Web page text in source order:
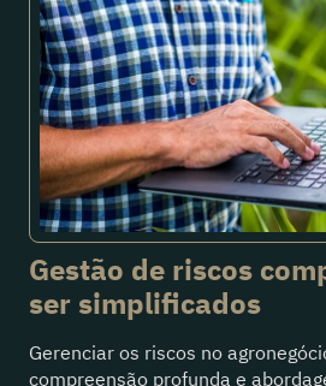
Gestão de riscos
ser simplificados
Gerenciar os riscos no
compreensão profunda e